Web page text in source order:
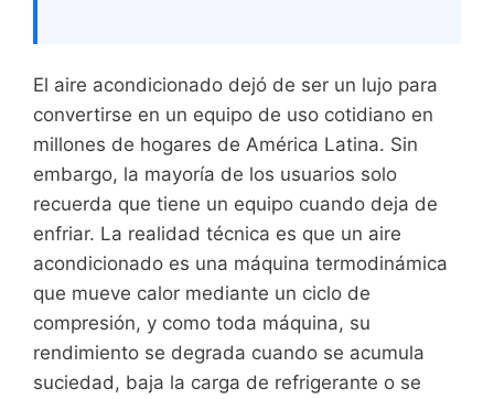
El aire acondicionado dejó de ser un lujo para
convertirse en un equipo de uso cotidiano en
millones de hogares de América Latina. Sin
embargo, la mayoría de los usuarios solo
recuerda que tiene un equipo cuando deja de
enfriar. La realidad técnica es que un aire
acondicionado es una máquina termodinámica
que mueve calor mediante un ciclo de
compresión, y como toda máquina, su
rendimiento se degrada cuando se acumula
suciedad, baja la carga de refrigerante o se